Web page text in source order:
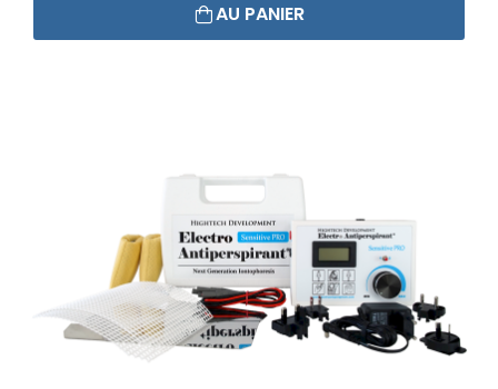
AU PANIER